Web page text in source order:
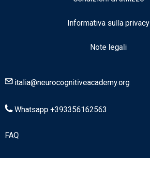
Informativa sulla privacy
Note legali
italia@neurocognitiveacademy.org
Whatsapp +393356162563
FAQ